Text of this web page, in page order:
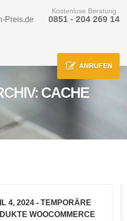
Preis.de
Kostenlose Beratung
0851 - 204 269 14
ANRUFEN
CACHE
4, 2024 - TEMPORÄRE
WOOCOMMERCE